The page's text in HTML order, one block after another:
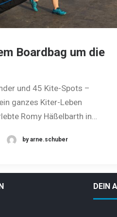
Boardbag um die
und 45 Kite-Spots –
ganzes Kiter-Leben
Romy Häßelbarth in…
by arne.schuber
DEIN